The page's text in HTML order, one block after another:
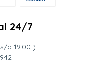
24/7
d 19.00 )